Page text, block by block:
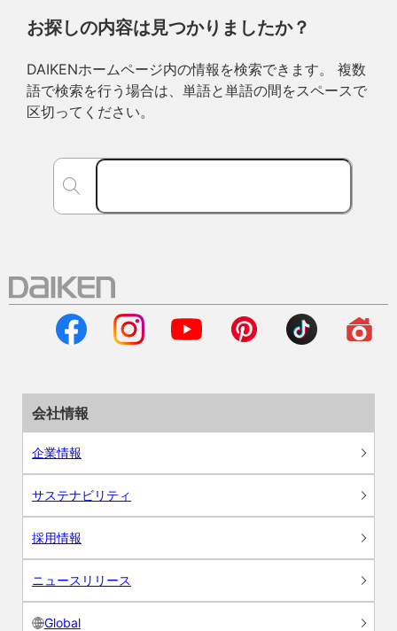
お探しの内容は見つかりましたか？
DAIKENホームページ内の情報を検索できます。 複数
語で検索を行う場合は、単語と単語の間をスペースで
区切ってください。
会社情報
企業情報
サステナビリティ
採用情報
ニュースリリース
Global